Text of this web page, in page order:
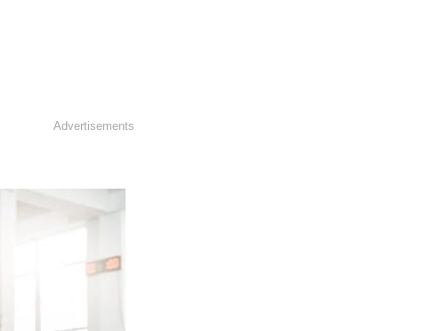
Advertisements